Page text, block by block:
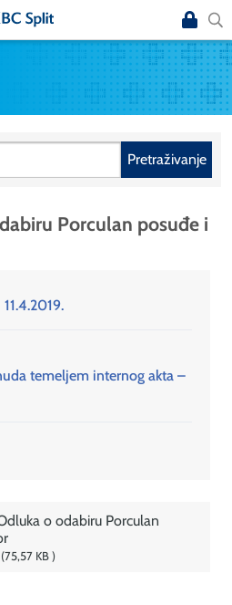
Pretraživanje
Porculan posuđe i
temeljem internog akta –
o odabiru Porculan
75,57 KB